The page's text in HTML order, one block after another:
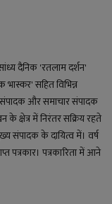
दैनिक 'रतलाम दर्शन'
सहित विभिन्न
संपादक और समाचार संपादक
के क्षेत्र में निरंतर सक्रिय रहते
संपादक के दायित्व में। वर्ष
पत्रकार। पत्रकारिता में आने